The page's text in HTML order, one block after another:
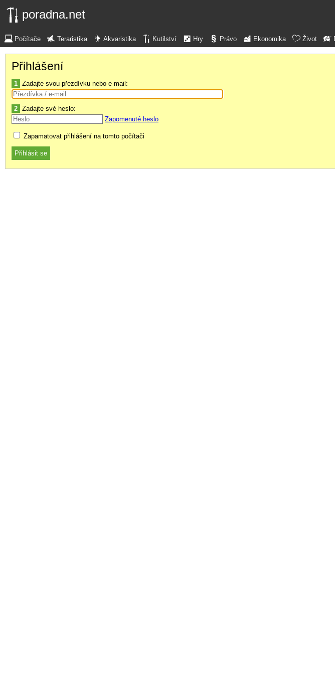
poradna.net
Počítače Teraristika Akvaristika Kutilství Hry Právo Ekonomika Život
Přihlášení
1 Zadajte svou přezdívku nebo e-mail:
2 Zadajte své heslo:
Zapomenuté heslo
Zapamatovat přihlášení na tomto počítači